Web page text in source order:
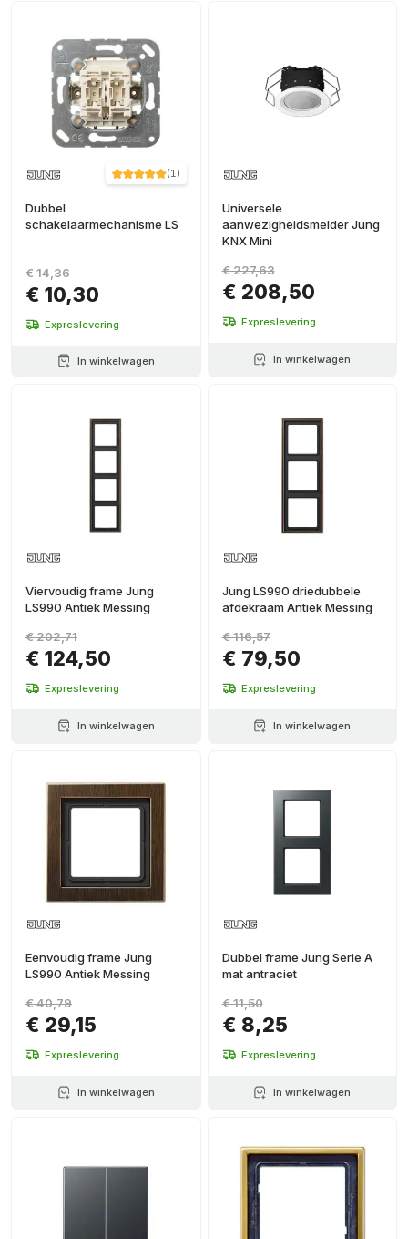
+ Ver más
Antraciet
Roestvrij
staal ( 4)
+ Ver más
(1)
Dubbel
schakelaarmechanisme LS
€ 10,30
€ 14,36
Expreslevering
In winkelwagen
Universele
aanwezigheidsmelder Jung
KNX Mini
€ 208,50
€ 227,63
Expreslevering
In winkelwagen
Viervoudig frame Jung
LS990 Antiek Messing
€ 124,50
€ 202,71
Expreslevering
In winkelwagen
Jung LS990 driedubbele
afdekraam Antiek Messing
€ 79,50
€ 116,57
Expreslevering
In winkelwagen
Eenvoudig frame Jung
LS990 Antiek Messing
€ 29,15
€ 40,79
Expreslevering
In winkelwagen
Dubbel frame Jung Serie A
mat antraciet
€ 8,25
€ 11,50
Expreslevering
In winkelwagen